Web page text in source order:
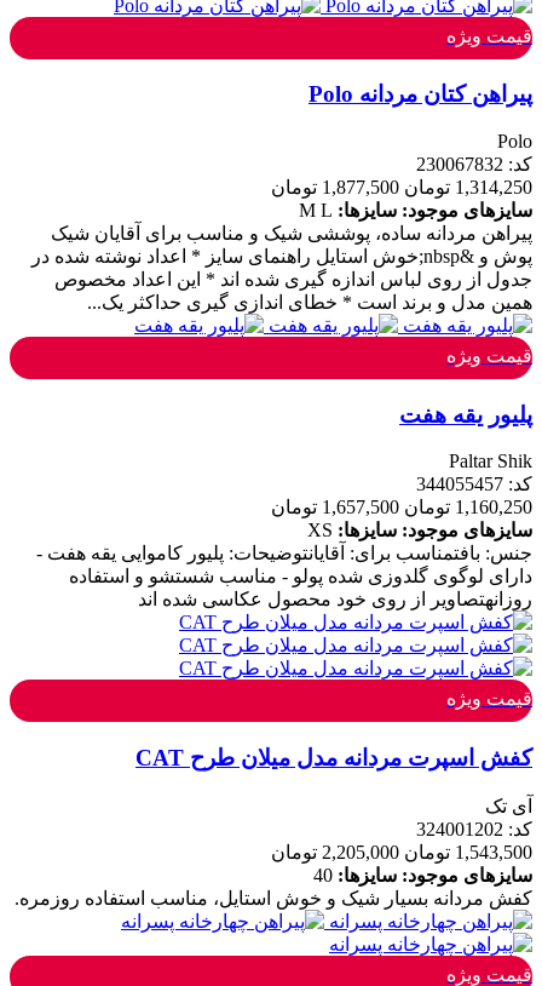
قیمت ویژه
پیراهن کتان مردانه Polo
Polo
کد: 230067832
1,314,250 تومان
1,877,500 تومان
سایزهای موجود: سایزها: M L
پیراهن مردانه ساده، پوششی شیک و مناسب برای آقایان شیک
پوش و &nbsp;خوش استایل راهنمای سایز * اعداد نوشته شده در
جدول از روی لباس اندازه گیری شده اند * این اعداد مخصوص
همین مدل و برند است * خطای اندازی گیری حداکثر یک...
قیمت ویژه
پلیور یقه هفت
Paltar Shik
کد: 344055457
1,160,250 تومان
1,657,500 تومان
سایزهای موجود: سایزها: XS
جنس: بافتمناسب برای: آقایانتوضیحات: پلیور کاموایی یقه هفت -
دارای لوگوی گلدوزی شده پولو - مناسب شستشو و استفاده
روزانهتصاویر از روی خود محصول عکاسی شده اند
قیمت ویژه
کفش اسپرت مردانه مدل میلان طرح CAT
آی تک
کد: 324001202
1,543,500 تومان
2,205,000 تومان
سایزهای موجود: سایزها: 40
کفش مردانه بسیار شیک و خوش استایل، مناسب استفاده روزمره.
قیمت ویژه